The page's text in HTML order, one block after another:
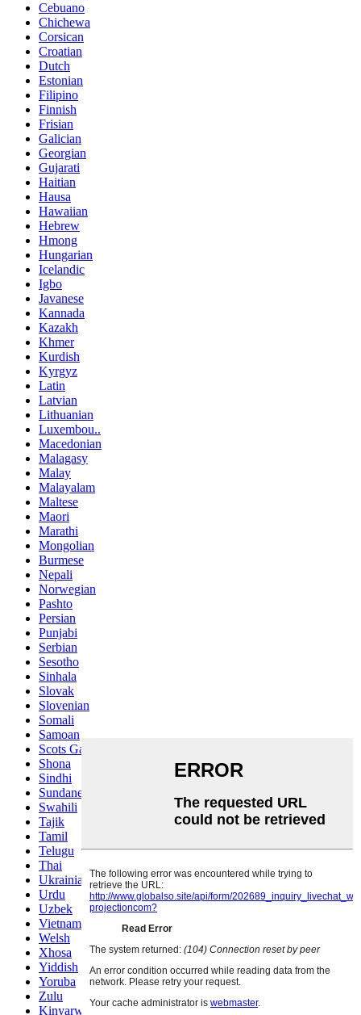
Cebuano
Chichewa
Corsican
Croatian
Dutch
Estonian
Filipino
Finnish
Frisian
Galician
Georgian
Gujarati
Haitian
Hausa
Hawaiian
Hebrew
Hmong
Hungarian
Icelandic
Igbo
Javanese
Kannada
Kazakh
Khmer
Kurdish
Kyrgyz
Latin
Latvian
Lithuanian
Luxembou..
Macedonian
Malagasy
Malay
Malayalam
Maltese
Maori
Marathi
Mongolian
Burmese
Nepali
Norwegian
Pashto
Persian
Punjabi
Serbian
Sesotho
Sinhala
Slovak
Slovenian
Somali
Samoan
Scots Gaelic
Shona
Sindhi
Sundanese
Swahili
Tajik
Tamil
Telugu
Thai
Ukrainian
Urdu
Uzbek
Vietnamese
Welsh
Xhosa
Yiddish
Yoruba
Zulu
Kinyarwanda